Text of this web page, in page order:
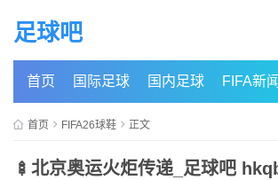
足球吧
首页 国际足球 国内足球 FIFA新闻
首页 FIFA26球鞋 正文
🍢北京奥运火炬传递_足球吧